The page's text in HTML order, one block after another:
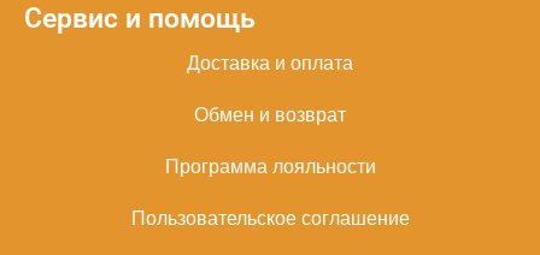
Сервис и помощь
Доставка и оплата
Обмен и возврат
Программа лояльности
Пользовательское соглашение